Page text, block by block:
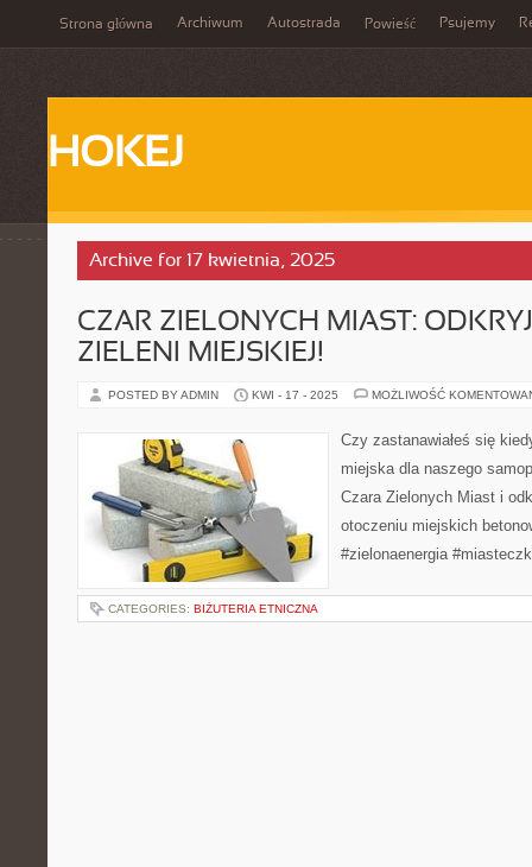
Strona główna Archiwum Autostrada Powieść Psujemy
HOKEJ
Archive for 17 kwietnia, 2025
CZAR ZIELONYCH MIAST:
ZIELENI MIEJSKIEJ!
POSTED BY ADMIN KWI - 17 - 2025 MOŻLIWOŚĆ
Czy zastanawiałeś się
miejska dla naszego
Czara Zielonych Miast i
otoczeniu miejskich
#zielonaenergia
CATEGORIES: BIŻUTERIA ETNICZNA